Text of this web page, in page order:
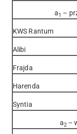
a1 –
KWS Rantum
Alibi
Frajda
Harenda
Syntia
a2–